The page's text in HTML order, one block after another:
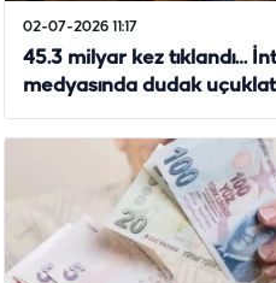
02-07-2026 11:17
45.3 milyar kez tıklandı…
medyasında dudak